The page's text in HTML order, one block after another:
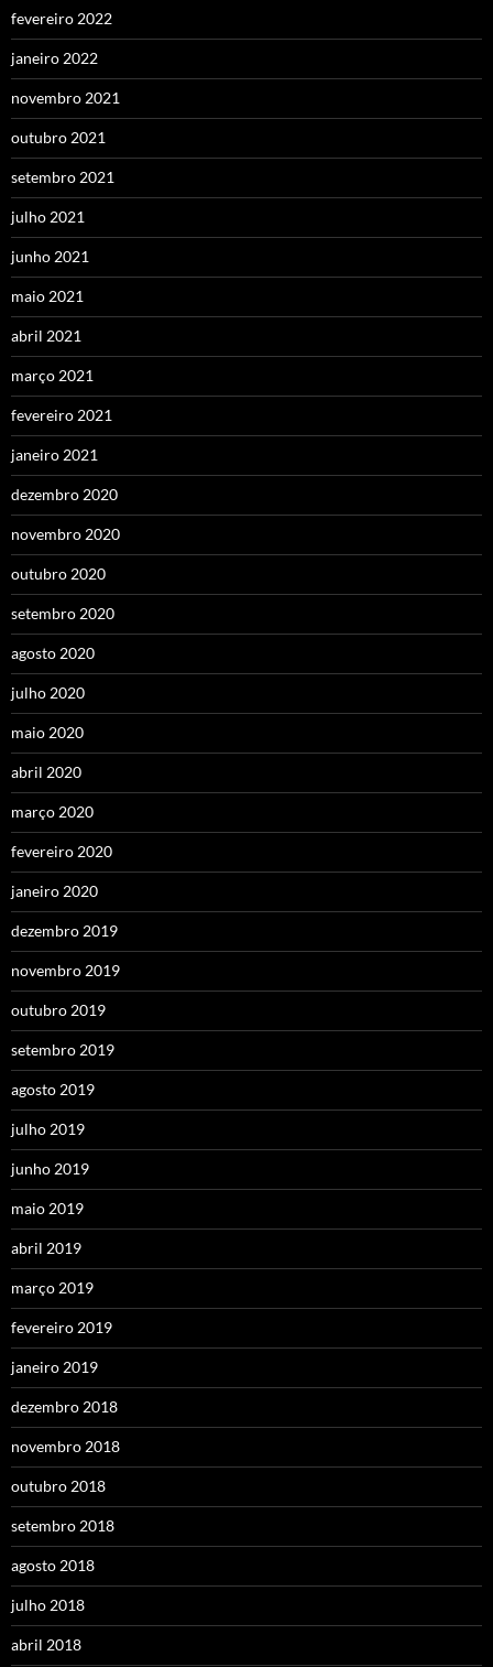
fevereiro 2022
janeiro 2022
novembro 2021
outubro 2021
setembro 2021
julho 2021
junho 2021
maio 2021
abril 2021
março 2021
fevereiro 2021
janeiro 2021
dezembro 2020
novembro 2020
outubro 2020
setembro 2020
agosto 2020
julho 2020
maio 2020
abril 2020
março 2020
fevereiro 2020
janeiro 2020
dezembro 2019
novembro 2019
outubro 2019
setembro 2019
agosto 2019
julho 2019
junho 2019
maio 2019
abril 2019
março 2019
fevereiro 2019
janeiro 2019
dezembro 2018
novembro 2018
outubro 2018
setembro 2018
agosto 2018
julho 2018
abril 2018